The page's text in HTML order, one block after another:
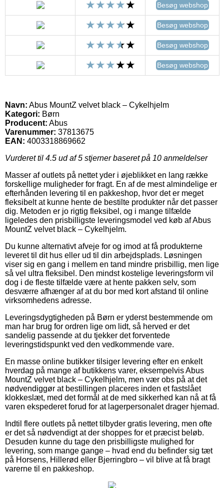
Besøg webshop
Besøg webshop
Besøg webshop
Besøg webshop
Navn: Abus MountZ velvet black – Cykelhjelm
Kategori: Børn
Producent: Abus
Varenummer: 37813675
EAN: 4003318869662
Vurderet til 4.5 ud af 5 stjerner baseret på 10 anmeldelser
Masser af outlets på nettet yder i øjeblikket en lang række
forskellige muligheder for fragt. En af de mest almindelige er
efterhånden levering til en pakkeshop, hvor det er meget
fleksibelt at kunne hente de bestilte produkter når det passer
dig. Metoden er jo rigtig fleksibel, og i mange tilfælde
ligeledes den prisbilligste leveringsmodel ved køb af Abus
MountZ velvet black – Cykelhjelm.
Du kunne alternativt afveje for og imod at få produkterne
leveret til dit hus eller ud til din arbejdsplads. Løsningen
viser sig en gang i mellem en tand mindre prisbillig, men lige
så vel ultra fleksibel. Den mindst kostelige leveringsform vil
dog i de fleste tilfælde være at hente pakken selv, som
desværre afhænger af at du bor med kort afstand til online
virksomhedens adresse.
Leveringsdygtigheden på Børn er yderst bestemmende om
man har brug for ordren lige om lidt, så herved er det
sandelig passende at du tjekker det forventede
leveringstidspunkt ved den vedkommende vare.
En masse online butikker tilsiger levering efter en enkelt
hverdag på mange af butikkens varer, eksempelvis Abus
MountZ velvet black – Cykelhjelm, men vær obs på at det
nødvendiggør at bestillingen placeres inden et fastslået
klokkeslæt, med det formål at de med sikkerhed kan nå at få
varen ekspederet forud for at lagerpersonalet drager hjemad.
Indtil flere outlets på nettet tilbyder gratis levering, men ofte
er det så nødvendigt at der shoppes for et præcist beløb.
Desuden kunne du tage den prisbilligste mulighed for
levering, som mange gange – hvad end du befinder sig tæt
på Horsens, Hillerød eller Bjerringbro – vil blive at få bragt
varerne til en pakkeshop.